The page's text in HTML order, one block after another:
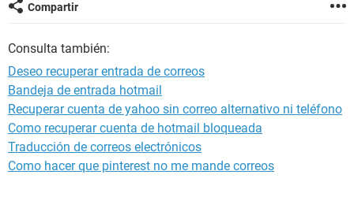
Compartir
Consulta también:
Deseo recuperar entrada de correos
Bandeja de entrada hotmail
Recuperar cuenta de yahoo sin correo alternativo ni teléfono
Como recuperar cuenta de hotmail bloqueada
Traducción de correos electrónicos
Como hacer que pinterest no me mande correos